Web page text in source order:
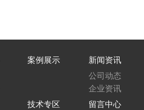
案例展示
新闻资讯
公司动态
企业资讯
技术专区
留言中心